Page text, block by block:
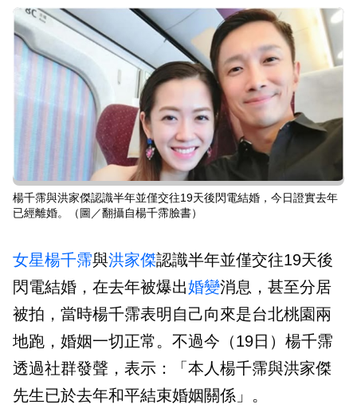
楊千霈與洪家傑認識半年並僅交往19天後閃電結婚，今日證實去年
已經離婚。（圖／翻攝自楊千霈臉書）
女星楊千霈與洪家傑認識半年並僅交往19天後
閃電結婚，在去年被爆出婚變消息，甚至分居
被拍，當時楊千霈表明自己向來是台北桃園兩
地跑，婚姻一切正常。不過今（19日）楊千霈
透過社群發聲，表示：「本人楊千霈與洪家傑
先生已於去年和平結束婚姻關係」。